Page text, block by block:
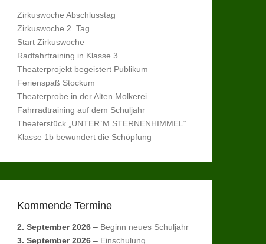
Zirkuswoche Abschlusstag
Zirkuswoche 2. Tag
Start Zirkuswoche
Radfahrtraining in Klasse 3
Theaterprojekt begeistert Publikum
Ferienspaß Stockum
Theaterprobe in der Alten Molkerei
Fahrradtraining auf dem Schuljahr
Theaterstück „UNTER`M STERNENHIMMEL“
Klasse 1b bewundert die Schöpfung
Kommende Termine
2. September 2026 – Beginn neues Schuljahr
3. September 2026 – Einschulung